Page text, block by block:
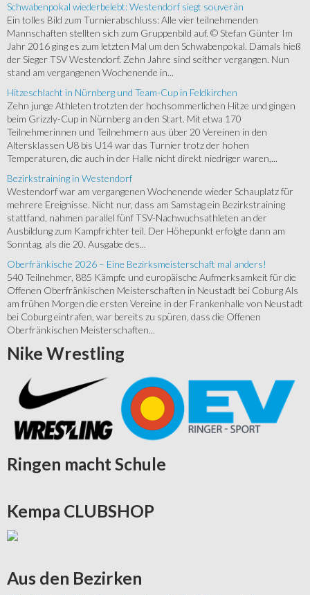
Schwabenpokal wiederbelebt: Westendorf siegt souverän
Ein tolles Bild zum Turnierabschluss: Alle vier teilnehmenden
Mannschaften stellten sich zum Gruppenbild auf. © Stefan Günter Im
Jahr 2016 ging es zum letzten Mal um den Schwabenpokal. Damals hieß
der Sieger TSV Westendorf. Zehn Jahre sind seither vergangen. Nun
stand am vergangenen Wochenende in...
Hitzeschlacht in Nürnberg und Team-Cup in Feldkirchen
Zehn junge Athleten trotzten der hochsommerlichen Hitze und gingen
beim Grizzly-Cup in Nürnberg an den Start. Mit etwa 170
Teilnehmerinnen und Teilnehmern aus über 20 Vereinen in den
Altersklassen U8 bis U14 war das Turnier trotz der hohen
Temperaturen, die auch in der Halle nicht direkt niedriger waren,...
Bezirkstraining in Westendorf
Westendorf war am vergangenen Wochenende wieder Schauplatz für
mehrere Ereignisse. Nicht nur, dass am Samstag ein Bezirkstraining
stattfand, nahmen parallel fünf TSV-Nachwuchsathleten an der
Ausbildung zum Kampfrichter teil. Der Höhepunkt erfolgte dann am
Sonntag, als die 20. Ausgabe des...
Oberfränkische 2026 – Eine Bezirksmeisterschaft mal anders!
540 Teilnehmer, 885 Kämpfe und europäische Aufmerksamkeit für die
Offenen Oberfränkischen Meisterschaften in Neustadt bei Coburg Als
am frühen Morgen die ersten Vereine in der Frankenhalle von Neustadt
bei Coburg eintrafen, war bereits zu spüren, dass die Offenen
Oberfränkischen Meisterschaften...
Nike Wrestling
Ringen macht Schule
Kempa CLUBSHOP
Aus den Bezirken